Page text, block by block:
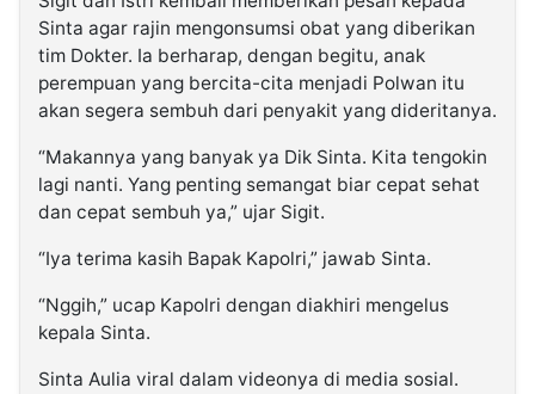
Sinta agar rajin mengonsumsi obat yang diberikan
tim Dokter. Ia berharap, dengan begitu, anak
perempuan yang bercita-cita menjadi Polwan itu
akan segera sembuh dari penyakit yang dideritanya.
“Makannya yang banyak ya Dik Sinta. Kita tengokin
lagi nanti. Yang penting semangat biar cepat sehat
dan cepat sembuh ya,” ujar Sigit.
“Iya terima kasih Bapak Kapolri,” jawab Sinta.
“Nggih,” ucap Kapolri dengan diakhiri mengelus
kepala Sinta.
Sinta Aulia viral dalam videonya di media sosial.